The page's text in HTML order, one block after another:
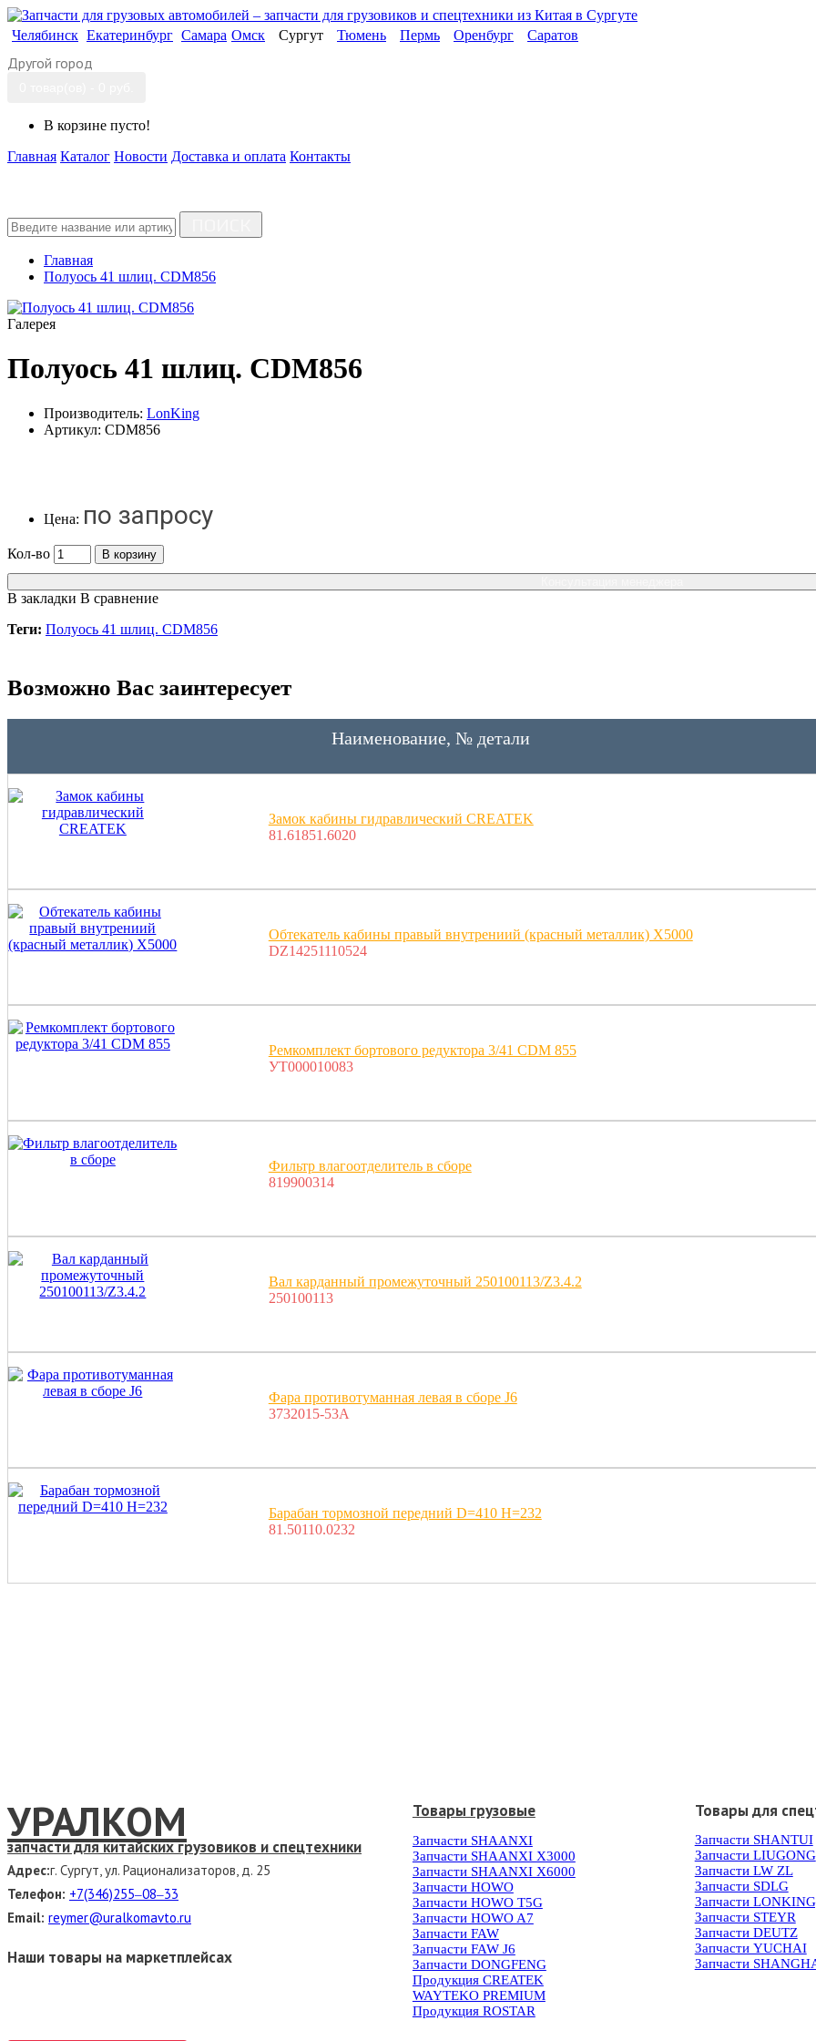
Челябинск Екатеринбург Самара Омск Сургут Тюмень Пермь Оренбург Саратов
Другой город
В корзине пусто!
Главная Каталог Новости Доставка и оплата Контакты
Главная
Полуось 41 шлиц. CDM856
Галерея
Полуось 41 шлиц. CDM856
Производитель: LonKing
Артикул: CDM856
Цена: по запросу
Кол-во
В корзину
В закладки В сравнение
Теги: Полуось 41 шлиц. CDM856
Возможно Вас заинтересует
Наименование, № детали
Замок кабины гидравлический CREATEK
81.61851.6020
Обтекатель кабины правый внутрениий (красный металлик) Х5000
DZ14251110524
Ремкомплект бортового редуктора 3/41 CDM 855
УТ000010083
Фильтр влагоотделитель в сборе
819900314
Вал карданный промежуточный 250100113/Z3.4.2
250100113
Фара противотуманная левая в сборе J6
3732015-53A
Барабан тормозной передний D=410 H=232
81.50110.0232
УРАЛКОМ
запчасти для китайских грузовиков и спецтехники
Адрес:г. Сургут, ул. Рационализаторов, д. 25
Телефон: +7(346)255‒08‒33
Email: reymer@uralkomavto.ru
Наши товары на маркетплейсах
Товары грузовые
Запчасти SHAANXI
Запчасти SHAANXI X3000
Запчасти SHAANXI X6000
Запчасти HOWO
Запчасти HOWO T5G
Запчасти HOWO A7
Запчасти FAW
Запчасти FAW J6
Запчасти DONGFENG
Продукция CREATEK
WAYTEKO PREMIUM
Продукция ROSTAR
Товары для
Запчасти SHANTUI
Запчасти LIUGONG
Запчасти LW ZL
Запчасти SDLG
Запчасти
Запчасти STEYR
Запчасти DEUTZ
Запчасти YUCHAI
Запчасти